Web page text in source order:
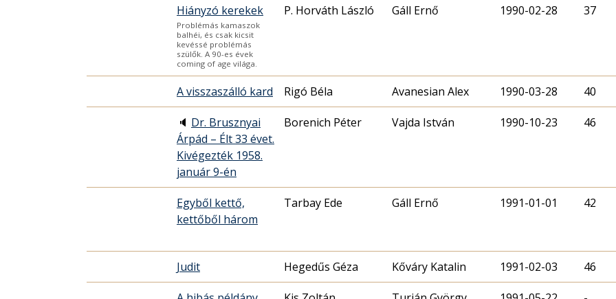
Hiányzó kerekek
Problémás kamaszok
balhéi, és csak kicsit
kevéssé problémás
szülők. A 90-es évek
coming of age világa.
P. Horváth László Gáll Ernő 1990-02-28 37
A visszaszálló kard Rigó Béla Avanesian Alex 1990-03-28 40
🔈 Dr. Brusznyai
Árpád – Élt 33 évet.
Kivégezték 1958.
január 9-én
Borenich Péter Vajda István 1990-10-23 46
Egyből kettő,
kettőből három
Tarbay Ede Gáll Ernő 1991-01-01 42
Judit Hegedűs Géza Kőváry Katalin 1991-02-03 46